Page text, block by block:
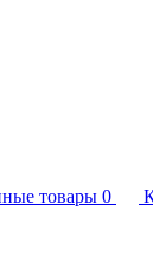
товары 0